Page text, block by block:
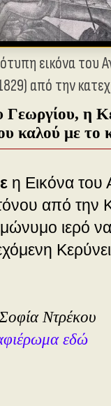
εικόνα του
από την
Γεωργίου, η
καλού με το
η Εικόνα του
από την
ιερό
Ντρέκου
εδώ